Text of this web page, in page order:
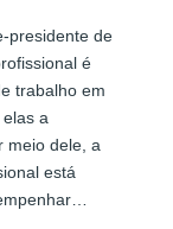
presidente de
é
trabalho em
a
meio dele, a
está